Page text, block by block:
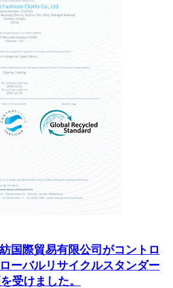
国際貿易有限公司がコントロ
ーバルリサイクルスタンダー
受けました。